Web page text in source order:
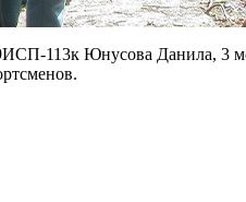
113к Юнусова Данила,